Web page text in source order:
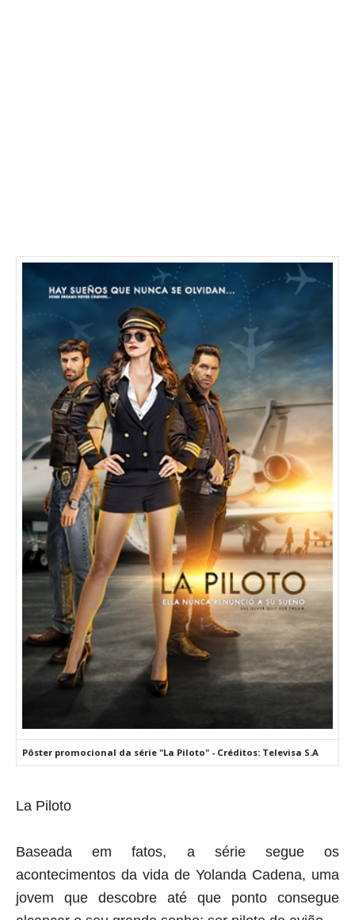
Pôster promocional da série "La Piloto" - Créditos: Televisa S.A
La Piloto
Baseada em fatos, a série segue os
acontecimentos da vida de Yolanda Cadena, uma
jovem que descobre até que ponto consegue